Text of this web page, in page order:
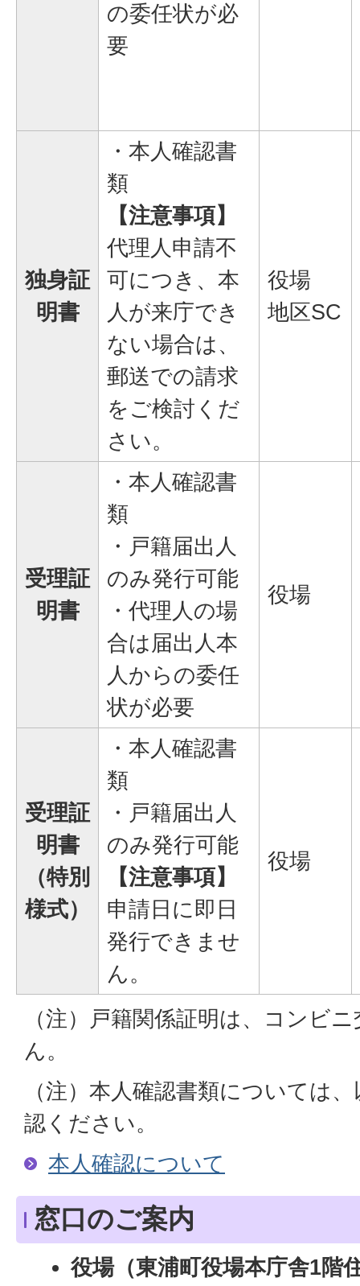
の委任状が必
要
独身証
明書
・本人確認書
類
【注意事項】
代理人申請不
可につき、本
人が来庁でき
ない場合は、
郵送での請求
をご検討くだ
さい。
役場
地区SC
受理証
明書
・本人確認書
類
・戸籍届出人
のみ発行可能
・代理人の場
合は届出人本
人からの委任
状が必要
役場
受理証
明書
（特別
様式）
・本人確認書
類
・戸籍届出人
のみ発行可能
【注意事項】
申請日に即日
発行できませ
ん。
役場
（注）戸籍関係証明は、コンビ
ん。
（注）本人確認書類については
認ください。
本人確認について
窓口のご案内
役場（東浦町役場本庁舎1階